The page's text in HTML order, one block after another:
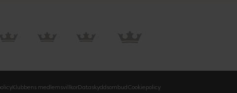
Klubbens medlemsvillkorDataskyddsombudCookiepolicy